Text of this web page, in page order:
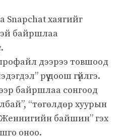
Snapchat хаягийг
байршлаа
дээрээ товшоод
рүү доош гүйлгэ.
байршлаа сонгоод
“төгөлдөр хуурын
байшин” гэх
оноо.